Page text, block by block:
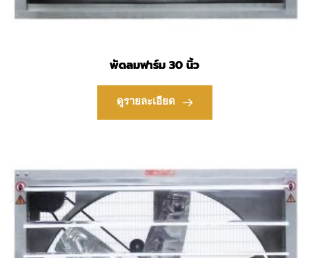
พัดลมฟาร์ม 30 นิ้ว
ดูรายละเอียด